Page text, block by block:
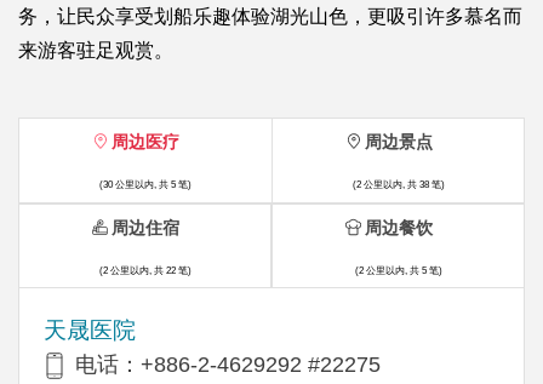
务，让民众享受划船乐趣体验湖光山色，更吸引许多慕名而
来游客驻足观赏。
周边医疗
(30 公里以内, 共 5 笔)
天晟医院
电话：+886-2-4629292 #22275
周边景点
(2 公里以内, 共 38 笔)
周边住宿
(2 公里以内, 共 22 笔)
周边餐饮
(2 公里以内, 共 5 笔)